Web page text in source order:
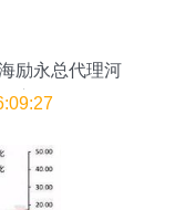
励永总代理河
应